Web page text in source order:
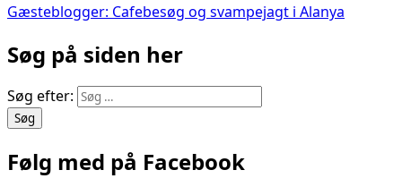
Gæsteblogger: Cafebesøg og svampejagt i Alanya
Søg på siden her
Søg efter:
Følg med på Facebook